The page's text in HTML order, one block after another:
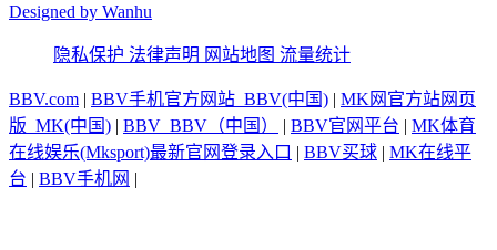
Designed by Wanhu
隐私保护 法律声明 网站地图 流量统计
BBV.com | BBV手机官方网站_BBV(中国) | MK网官方站网页
版_MK(中国) | BBV_BBV（中国） | BBV官网平台 | MK体育
在线娱乐(Mksport)最新官网登录入口 | BBV买球 | MK在线平
台 | BBV手机网 |